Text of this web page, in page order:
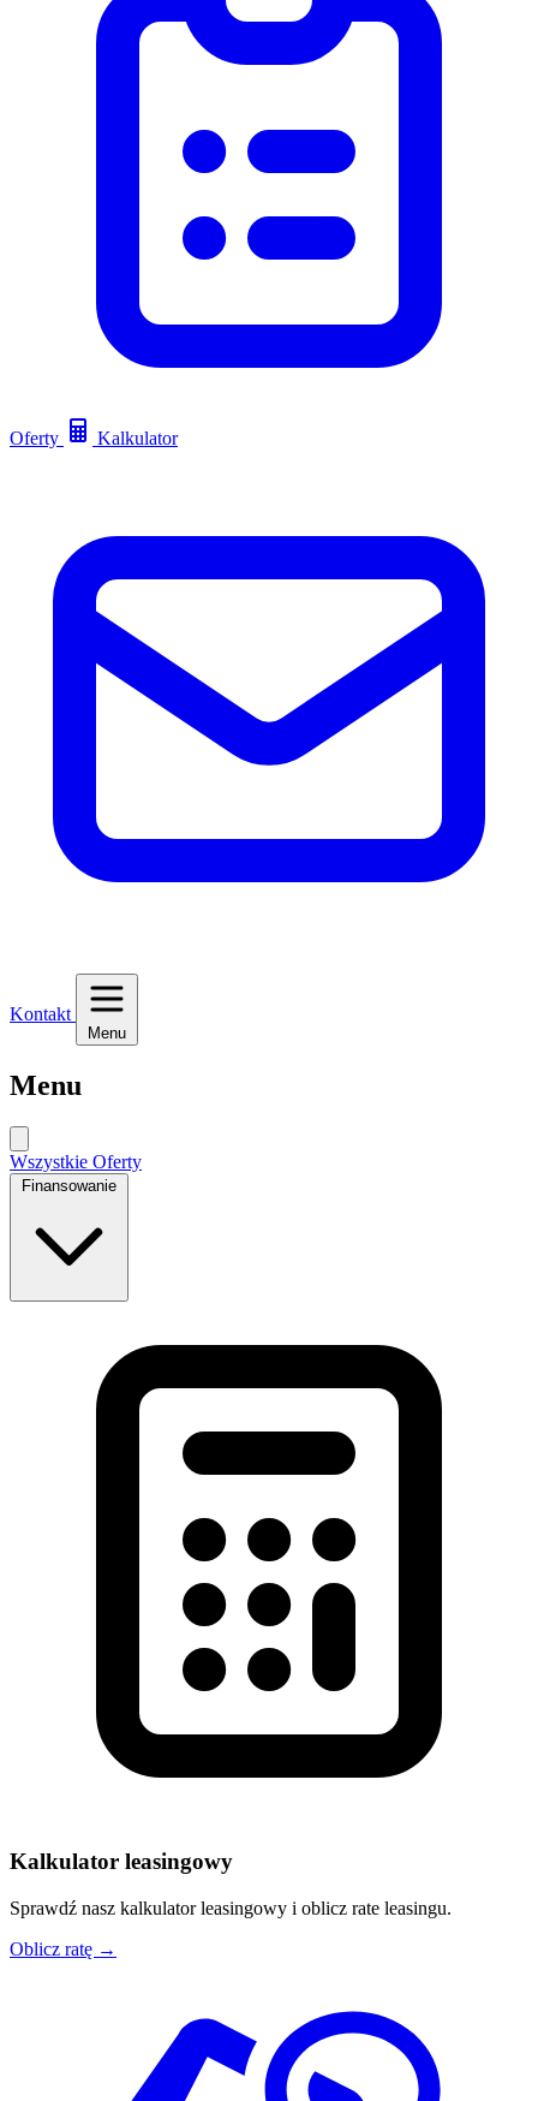
Oferty Kalkulator
Kontakt
Menu
Menu
Wszystkie Oferty
Finansowanie
Kalkulator leasingowy
Sprawdź nasz kalkulator leasingowy i oblicz rate leasingu.
Oblicz ratę →